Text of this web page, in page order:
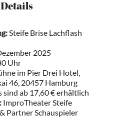
Steife Brise Lachflash
2025
Uhr
im Pier Drei Hotel,
46, 20457 Hamburg
sind ab 17,60 € erhältlich
ImproTheater Steife
Partner Schauspieler